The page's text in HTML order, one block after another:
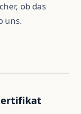
ob das
uns.